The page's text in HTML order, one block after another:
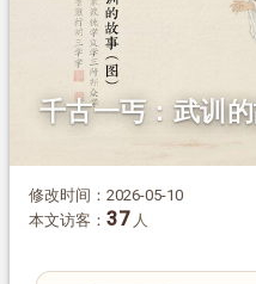
千古一丐：武训的
修改时间：2026-05-10
本文访客： 37 人